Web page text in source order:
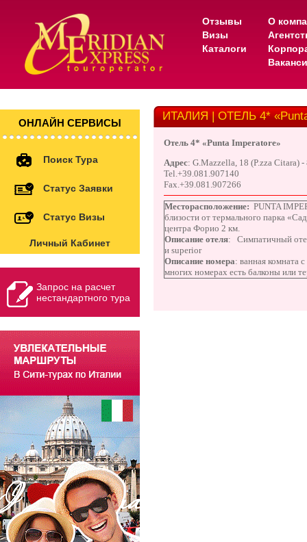
Отзывы
Визы
Каталоги
О
ОНЛАЙН СЕРВИСЫ
Поиск Тура
Статус Заявки
Статус Визы
Личный Кабинет
Запрос на расчет
нестандартного тура
ИТАЛИЯ | ОТЕЛЬ 4*
Отель 4* «Punta Imperatore»
Адрес: G.Mazzella, 18 (P.zza Citara)
Tel.+39.081.907140
Fax.+39.081.907266
Месторасположение: PUNTA
близости от термального парка
центра Форио 2 км.
Описание отеля: Симпатичный
и superior
Описание номера: ванная комната
многих номерах есть балконы или